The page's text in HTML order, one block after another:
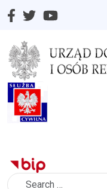
Select your language
Search